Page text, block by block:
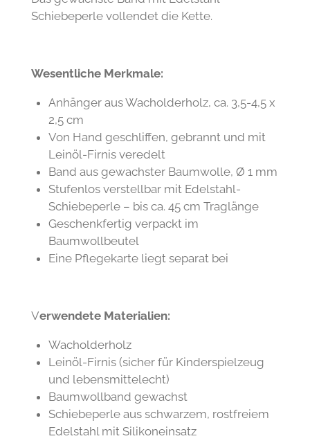
Schiebeperle vollendet die Kette.
Wesentliche Merkmale:
Anhänger aus Wacholderholz, ca. 3,5-4,5 x
2,5 cm
Von Hand geschliffen, gebrannt und mit
Leinöl-Firnis veredelt
Band aus gewachster Baumwolle, Ø 1 mm
Stufenlos verstellbar mit Edelstahl-
Schiebeperle – bis ca. 45 cm Traglänge
Geschenkfertig verpackt im
Baumwollbeutel
Eine Pflegekarte liegt separat bei
Verwendete Materialien:
Wacholderholz
Leinöl-Firnis (sicher für Kinderspielzeug
und lebensmittelecht)
Baumwollband gewachst
Schiebeperle aus schwarzem, rostfreiem
Edelstahl mit Silikoneinsatz